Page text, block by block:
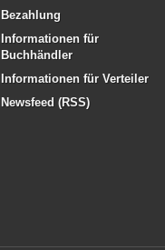
Bezahlung
Informationen für
Buchhändler
Informationen für Verteiler
Newsfeed (RSS)